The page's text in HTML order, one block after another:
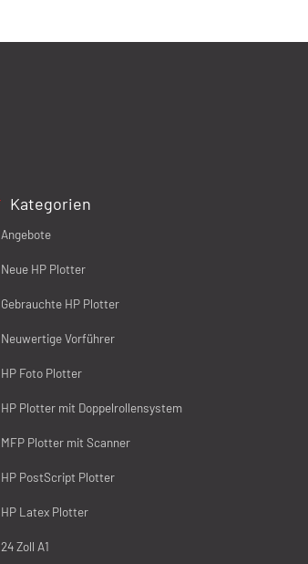
Kategorien
Angebote
Neue HP Plotter
Gebrauchte HP Plotter
Neuwertige Vorführer
HP Foto Plotter
HP Plotter mit Doppelrollensystem
MFP Plotter mit Scanner
HP PostScript Plotter
HP Latex Plotter
24 Zoll A1